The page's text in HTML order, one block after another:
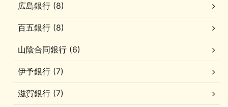
広島銀行 (8)
百五銀行 (8)
山陰合同銀行 (6)
伊予銀行 (7)
滋賀銀行 (7)